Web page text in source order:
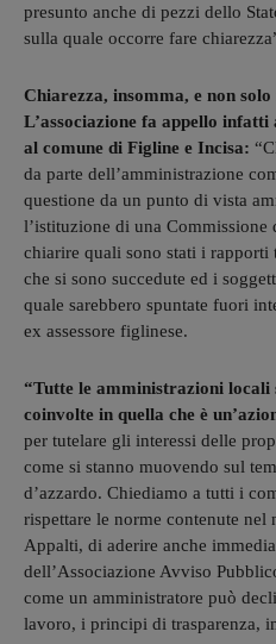
presunto anche di pezzi dello
sulla quale occorre fare
Chiarezza, insomma, e non
L’associazione fa appello
al comune di Figline e Incisa:
da parte dell’amministrazione
questione da un punto di vista
l’istituzione di una
chiarire quali sono stati i
che si sono succedute ed i
quale sarebbero spuntate fuori
ex assessore figlinese.
“Tutte le amministrazioni locali
coinvolte in quella che è
per tutelare gli interessi delle
come si stanno muovendo sul
d’azzardo. Chiediamo a tutti i
rispettare le norme contenute
Appalti, di aderire anche
dell’Associazione Avviso
come un amministratore può
lavoro, i principi di trasparenza,